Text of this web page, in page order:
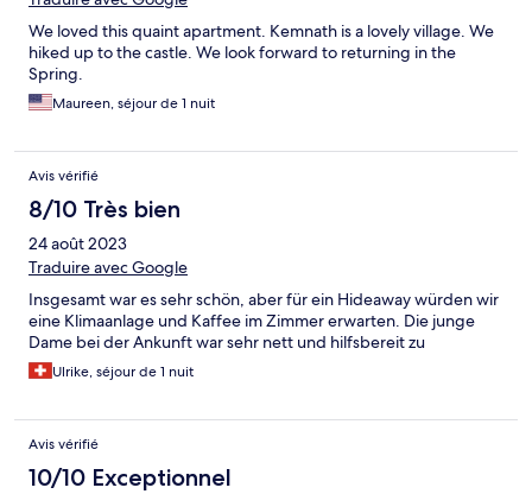
We loved this quaint apartment. Kemnath is a lovely village. We
hiked up to the castle. We look forward to returning in the
Spring.
Maureen, séjour de 1 nuit
Avis vérifié
8/10 Très bien
24 août 2023
Traduire avec Google
Insgesamt war es sehr schön, aber für ein Hideaway würden wir
eine Klimaanlage und Kaffee im Zimmer erwarten. Die junge
Dame bei der Ankunft war sehr nett und hilfsbereit zu
Ulrike, séjour de 1 nuit
Avis vérifié
10/10 Exceptionnel